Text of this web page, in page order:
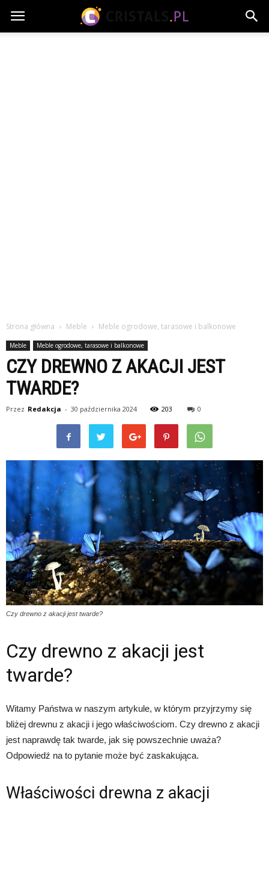
Strona główna Meble Meble ogrodowe, tarasowe i balkonowe
Meble Meble ogrodowe, tarasowe i balkonowe
CZY DREWNO Z AKACJI JEST
TWARDE?
Przez Redakcja - 30 października 2024 203 0
Czy drewno z akacji jest twarde?
Czy drewno z akacji jest
twarde?
Witamy Państwa w naszym artykule, w którym przyjrzymy się
bliżej drewnu z akacji i jego właściwościom. Czy drewno z akacji
jest naprawdę tak twarde, jak się powszechnie uważa?
Odpowiedź na to pytanie może być zaskakująca.
Właściwości drewna z akacji